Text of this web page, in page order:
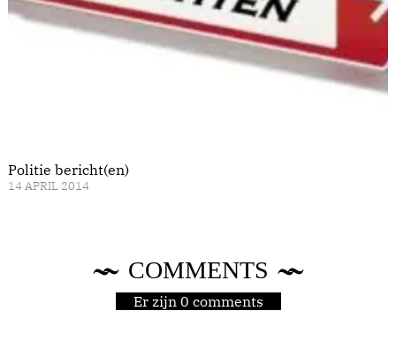
Politie bericht(en)
14 APRIL 2014
COMMENTS
Er zijn 0 comments